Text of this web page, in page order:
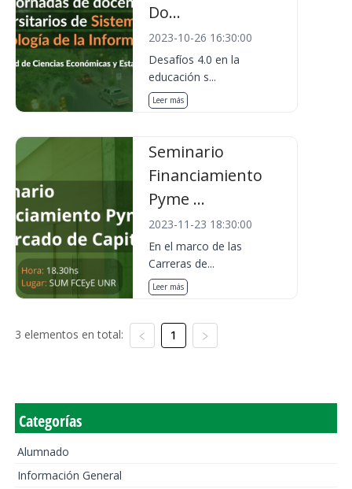
Do...
2023-10-26 16:30:00
Desafíos 4.0 en la
educación s...
Leer más
Seminario
Financiamiento
Pyme ...
2023-11-23 18:30:00
En el marco de las
Carreras de...
Leer más
3 elementos en total: 1
Categorías
Alumnado
Información General